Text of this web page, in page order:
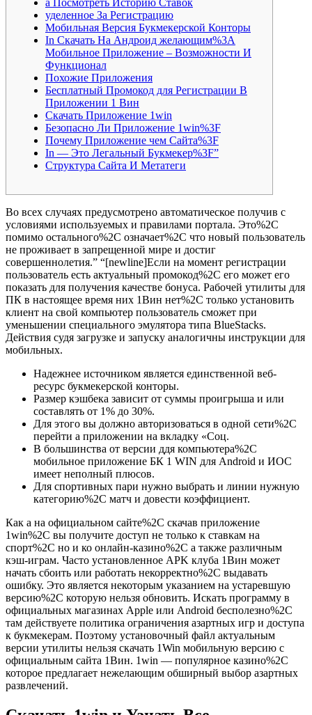
а Посмотреть Историю Ставок
уделенное За Регистрацию
Мобильная Версия Букмекерской Конторы
In Скачать На Андроид желающим%3A
Мобильное Приложение – Возможности И
Функционал
Похожие Приложения
Бесплатный Промокод для Регистрации В
Приложении 1 Вин
Скачать Приложение 1win
Безопасно Ли Приложение 1win%3F
Почему Приложение чем Сайта%3F
In — Это Легальный Букмекер%3F”
Структура Сайта И Метатеги
Во всех случаях предусмотрено автоматическое получив с
условиями используемых и правилами портала. Это%2C
помимо остального%2C означает%2C что новый пользователь
не проживает в запрещенной мире и достиг
совершеннолетия.” “[newline]Если на момент регистрации
пользователь есть актуальный промокод%2C его может его
показать для получения качестве бонуса. Рабочей утилиты для
ПК в настоящее время них 1Вин нет%2C только установить
клиент на свой компьютер пользователь сможет при
уменьшении специального эмулятора типа BlueStacks.
Действия судя загрузке и запуску аналогичны инструкции для
мобильных.
Надежнее источником является единственной веб-
ресурс букмекерской конторы.
Размер кэшбека зависит от суммы проигрыша и или
составлять от 1% до 30%.
Для этого вы должно авторизоваться в одной сети%2C
перейти а приложении на вкладку «Соц.
В большинства от версии ддя компьютера%2C
мобильное приложение БК 1 WIN для Android и ИОС
имеет неполный плюсов.
Для спортивных пари нужно выбрать и линии нужную
категорию%2C матч и довести коэффициент.
Как а на официальном сайте%2C скачав приложение
1win%2C вы получите доступ не только к ставкам на
спорт%2C но и ко онлайн-казино%2C а также различным
кэш-играм. Часто установленное APK клуба 1Вин может
начать сбоить или работать некорректно%2C выдавать
ошибку. Это является некоторым указанием на устаревшую
версию%2C которую нельзя обновить. Искать программу в
официальных магазинах Apple или Android бесполезно%2C
там действуете политика ограничения азартных игр и доступа
к букмекерам. Поэтому установочный файл актуальным
версии утилиты нельзя скачать 1Win мобильную версию с
официальным сайта 1Вин. 1win — популярное казино%2C
которое предлагает нежелающим обширный выбор азартных
развлечений.